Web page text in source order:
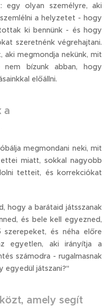
egy olyan személyre, aki
a helyzetet - hogy
ki bennünk - és hogy
szeretnénk végrehajtani.
aki megmondja nekünk, mit
bízunk abban, hogy
előállni.
a
megmondani neki, mit
miatt, sokkal nagyobb
tetteit, és korrekciókat
hogy a barátaid játsszanak
és bele kell egyezned,
és néha előre
egyetlen, aki irányítja a
számodra - rugalmasnak
egyedül játszani?"
amely segít